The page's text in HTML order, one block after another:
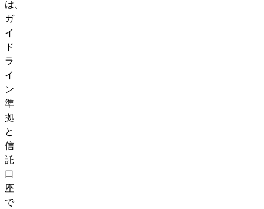
は、
ガ
イ
ド
ラ
イ
ン
準
拠
と
信
託
口
座
で